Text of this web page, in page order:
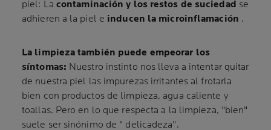
piel: La contaminación y los restos de suciedad se
adhieren a la piel e inducen la microinflamación .
La limpieza también puede empeorar los
síntomas: Nuestro instinto nos lleva a intentar quitar
de nuestra piel las impurezas irritantes al frotarla
bien con productos de limpieza, agua caliente y
toallas. Pero en lo que respecta a la limpieza, "bien"
suele ser sinónimo de " delicadeza".